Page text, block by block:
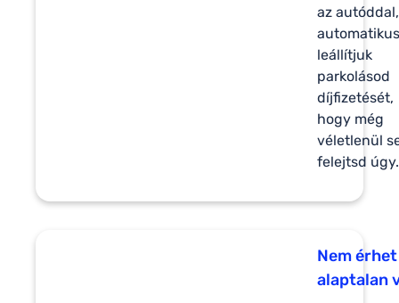
az autóddal,
leállítjuk
parkolásod
díjfizetését,
hogy még
véletlenül
felejtsd úgy.
Nem érhet
alaptalan